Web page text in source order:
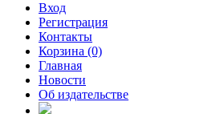
Вход
Регистрация
Контакты
Корзина (0)
Главная
Новости
Об издательстве